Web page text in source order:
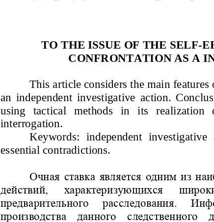
TO THE ISSUE OF THE SELF-
CONFRONTATION AS A
This article considers the main features
an  independent  investigative  action.
using
tactical   methods in   its   realization
interrogation.
Keywords: independent  investigative
essential contradictions.
Очная  ставка  является  одним из
действий,    характеризующихся
предварительного    расследования.
производства   данного   следственного